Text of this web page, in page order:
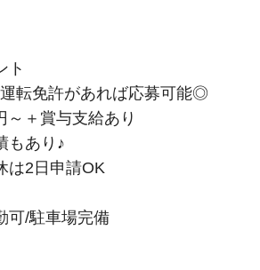
ト
転免許があれば応募可能◎
＋賞与支給あり
もあり♪
は2日申請OK
可/駐車場完備